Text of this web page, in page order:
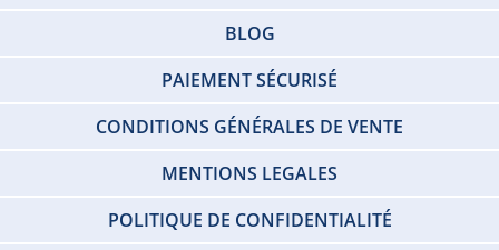
BLOG
PAIEMENT SÉCURISÉ
CONDITIONS GÉNÉRALES DE VENTE
MENTIONS LEGALES
POLITIQUE DE CONFIDENTIALITÉ